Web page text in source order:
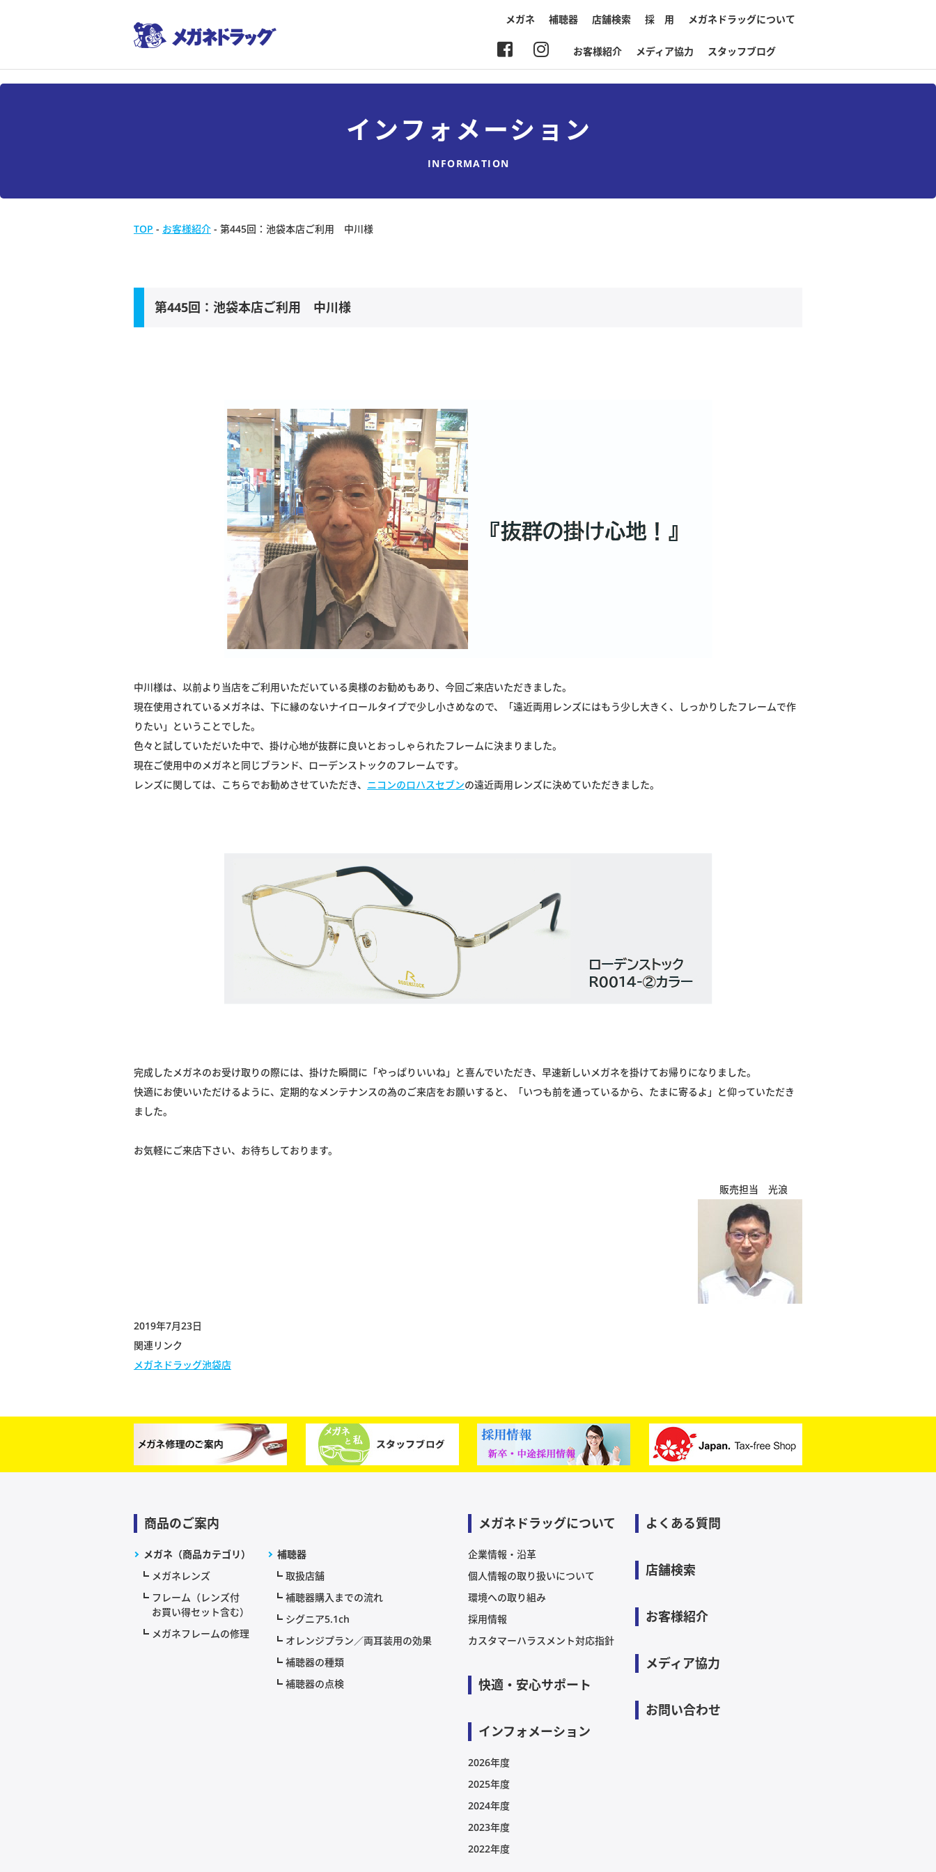
メガネ 補聴器 店舗検索 採 用 メガネドラッグについて
お客様紹介 メディア協力 スタッフブログ
インフォメーション
INFORMATION
TOP - お客様紹介 - 第445回：池袋本店ご利用 中川様
第445回：池袋本店ご利用 中川様
中川様は、以前より当店をご利用いただいている奥様のお勧めもあり、今回ご来店いただきました。
現在使用されているメガネは、下に縁のないナイロールタイプで少し小さめなので、「遠近両用レンズにはもう少し大きく、しっかりしたフレームで作
りたい」ということでした。
色々と試していただいた中で、掛け心地が抜群に良いとおっしゃられたフレームに決まりました。
現在ご使用中のメガネと同じブランド、ローデンストックのフレームです。
レンズに関しては、こちらでお勧めさせていただき、 ニコンのロハスセブンの遠近両用レンズに決めていただきました。
完成したメガネのお受け取りの際には、掛けた瞬間に「やっぱりいいね」と喜んでいただき、早速新しいメガネを掛けてお帰りになりました。
快適にお使いいただけるように、定期的なメンテナンスの為のご来店をお願いすると、「いつも前を通っているから、たまに寄るよ」と仰っていただき
ました。
お気軽にご来店下さい、お待ちしております。
販売担当 光浪
2019年7月23日
関連リンク
メガネドラッグ池袋店
商品のご案内
メガネ（商品カテゴリ）
メガネレンズ
フレーム（レンズ付
お買い得セット含む）
メガネフレームの修理
補聴器
取扱店舗
補聴器購入までの流れ
シグニア5.1ch
オレンジプラン／両耳装用の効果
補聴器の種類
補聴器の点検
メガネドラッグについて
企業情報・沿革
個人情報の取り扱いについて
環境への取り組み
採用情報
カスタマーハラスメント対応指針
快適・安心サポート
インフォメーション
2026年度
2025年度
2024年度
2023年度
2022年度
よくある質問
店舗検索
お客様紹介
メディア協力
お問い合わせ